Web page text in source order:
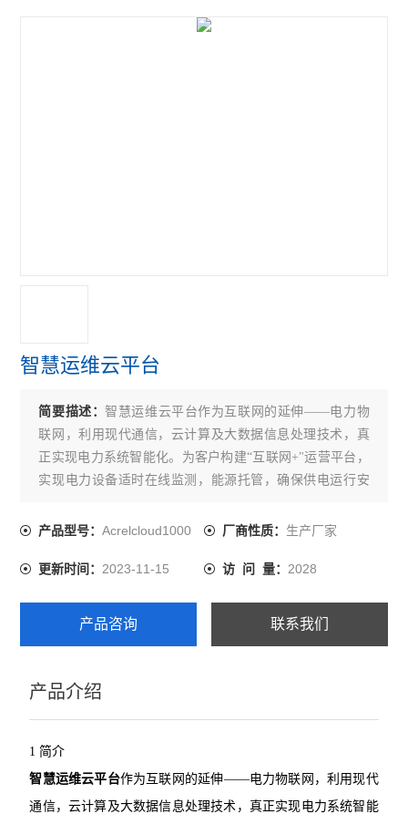
Acrel-2000 V8.0 光伏电站电力监控系统
Acrel-5000建筑能耗分析管理系统
Acrel-3000电能管理系统
Acrel-2000 电力监控系统
智慧运维云平台
简要描述：智慧运维云平台作为互联网的延伸——电力物
联网，利用现代通信，云计算及大数据信息处理技术，真
正实现电力系统智能化。为客户构建“互联网+"运营平台，
实现电力设备适时在线监测，能源托管，确保供电运行安
产品型号：Acrelcloud1000 厂商性质： 生产厂家
更新时间：2023-11-15 访 问 量： 2028
产品咨询 联系我们
产品介绍
1 简介
智慧运维云平台作为互联网的延伸——电力物联网，利用现代
通信，云计算及大数据信息处理技术，真正实现电力系统智能